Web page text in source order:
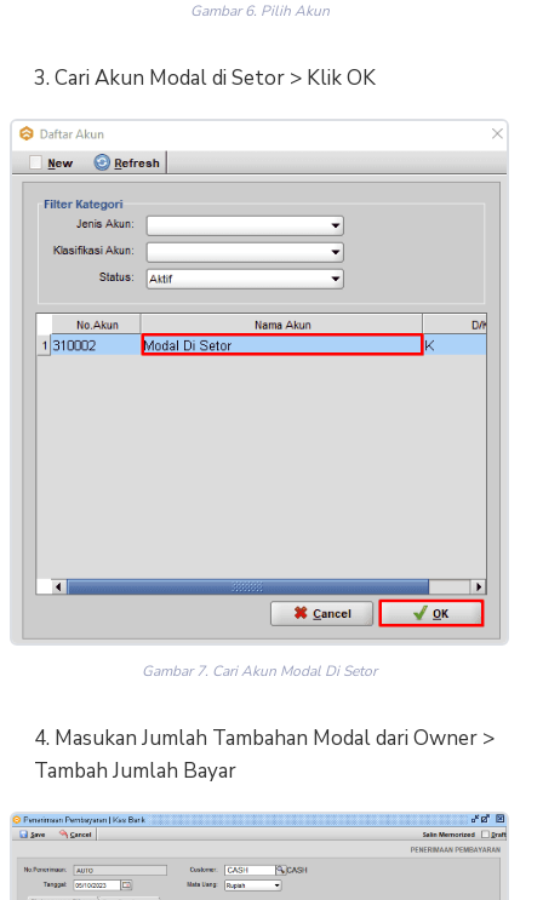
Gambar 6. Pilih Akun
3. Cari Akun Modal di Setor > Klik OK
Gambar 7. Cari Akun Modal Di Setor
4. Masukan Jumlah Tambahan Modal dari Owner >
Tambah Jumlah Bayar